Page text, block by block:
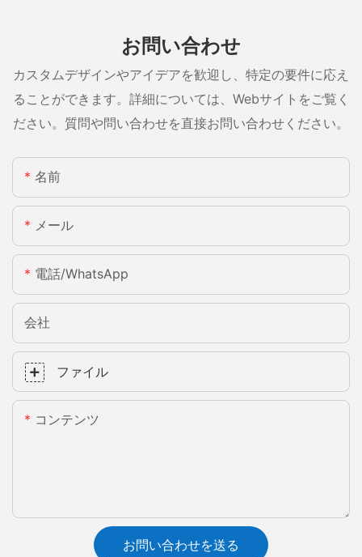
お問い合わせ
カスタムデザインやアイデアを歓迎し、特定の要件に応え
ることができます。詳細については、Webサイトをご覧く
ださい。質問や問い合わせを直接お問い合わせください。
名前
メール
電話/WhatsApp
会社
ファイル
コンテンツ
お問い合わせを送る